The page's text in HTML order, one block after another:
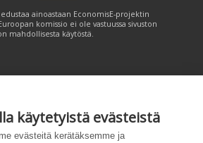
käytetyistä evästeistä
evästeitä kerätäksemme ja
ainoastaan EconomisE-projektin
komissio ei ole vastuussa sivuston
mahdollisesta käytöstä.
on saatu rahoitusta Euroopan unionin